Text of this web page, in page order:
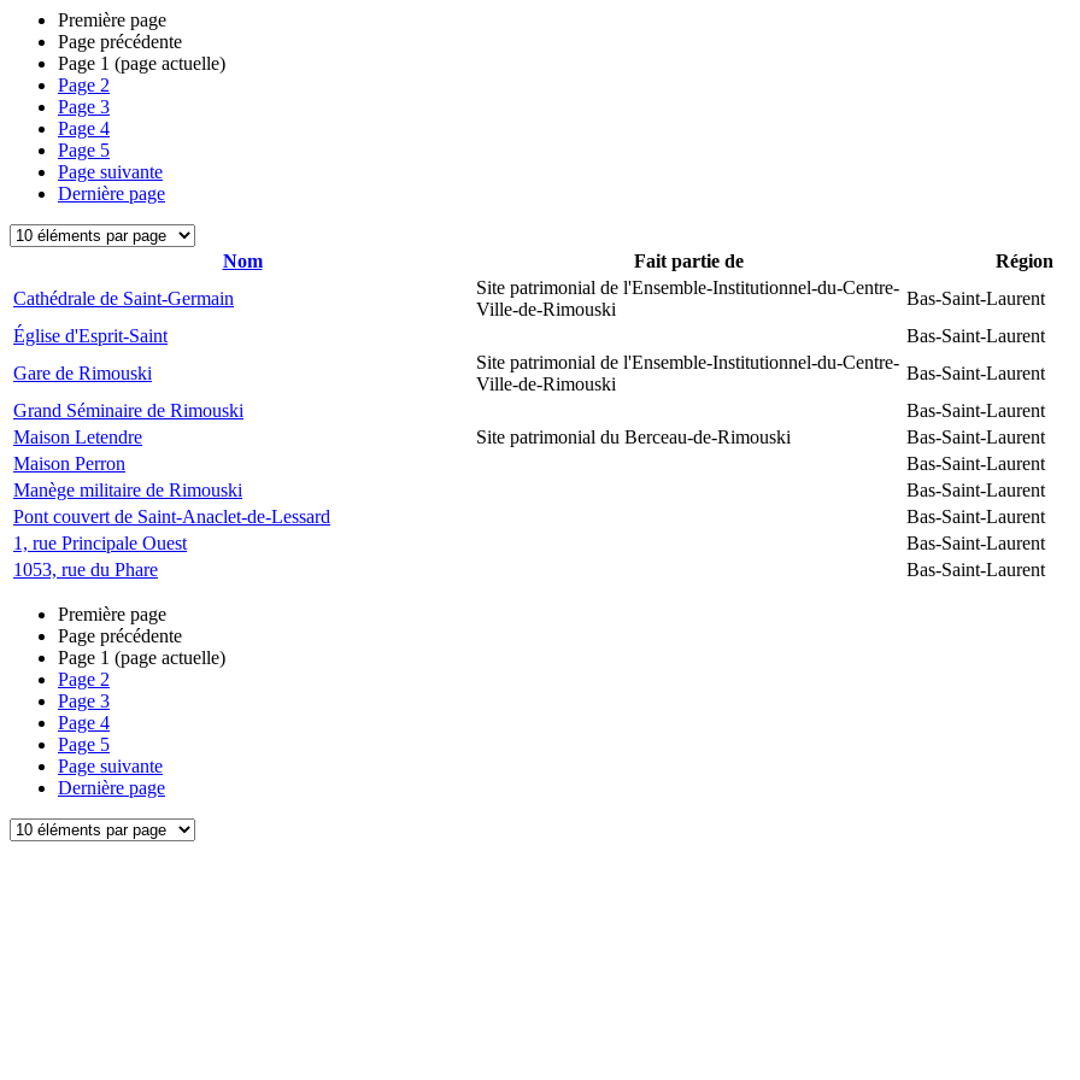
Première page
Page précédente
Page 1 (page actuelle)
Page 2
Page 3
Page 4
Page 5
Page suivante
Dernière page
Nom Fait partie de
Région
Cathédrale de Saint-Germain
Site patrimonial de l'Ensemble-Institutionnel-du-Centre-
Ville-de-Rimouski
Bas-Saint-Laurent
Église d'Esprit-Saint
Bas-Saint-Laurent
Gare de Rimouski
Site patrimonial de l'Ensemble-Institutionnel-du-Centre-
Ville-de-Rimouski
Bas-Saint-Laurent
Grand Séminaire de Rimouski
Bas-Saint-Laurent
Maison Letendre
Site patrimonial du Berceau-de-Rimouski
Bas-Saint-Laurent
Maison Perron
Bas-Saint-Laurent
Manège militaire de Rimouski
Bas-Saint-Laurent
Pont couvert de Saint-Anaclet-de-Lessard
Bas-Saint-Laurent
1, rue Principale Ouest
Bas-Saint-Laurent
1053, rue du Phare
Bas-Saint-Laurent
Première page
Page précédente
Page 1 (page actuelle)
Page 2
Page 3
Page 4
Page 5
Page suivante
Dernière page